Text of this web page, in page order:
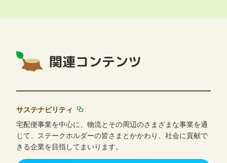
関連コンテンツ
サステナビリティ
宅配便事業を中心に、物流とその周辺のさまざまな事業を通
じて、ステークホルダーの皆さまとかかわり、社会に貢献で
きる企業を目指してまいります。